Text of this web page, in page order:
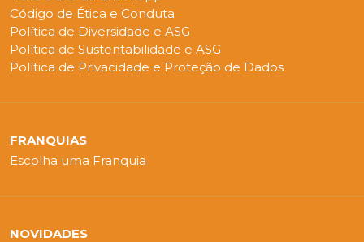
Código de Ética e Conduta
Política de Diversidade e ASG
Política de Sustentabilidade e ASG
Política de Privacidade e Proteção de Dados
FRANQUIAS
Escolha uma Franquia
NOVIDADES